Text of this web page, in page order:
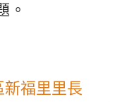
。
福里里長